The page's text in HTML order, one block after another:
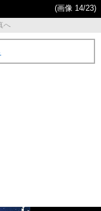
(画像 14/23)
へ